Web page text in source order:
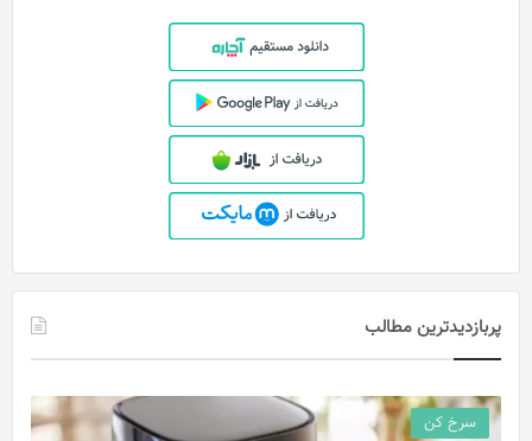
پربازدیدترین مطالب
سرخ کن